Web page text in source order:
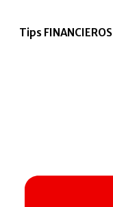
Tips FINANCIEROS